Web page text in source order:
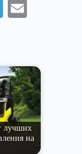
Te
a
m
лучших
на